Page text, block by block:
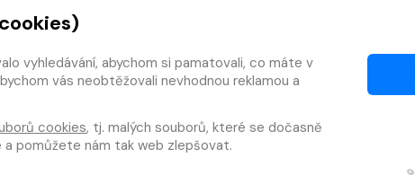
od smlouvy
vyhledávání, abychom si pamatovali, co máte v
vás neobtěžovali nevhodnou reklamou a
cookies, tj. malých souborů, které se dočasně
a pomůžete nám tak web zlepšovat.